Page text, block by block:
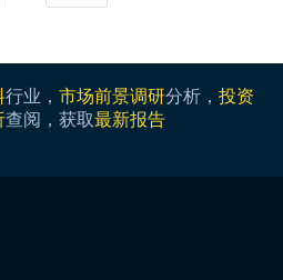
行业，市场前景调研分析，投资
查阅，获取最新报告